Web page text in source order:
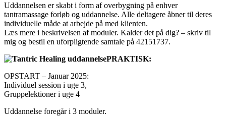
Uddannelsen er skabt i form af overbygning på enhver
tantramassage forløb og uddannelse. Alle deltagere åbner til deres
individuelle måde at arbejde på med klienten.
Læs mere i beskrivelsen af moduler. Kalder det på dig? – skriv til
mig og bestil en uforpligtende samtale på 42151737.
PRAKTISK:
OPSTART – Januar 2025:
Individuel session i uge 3,
Gruppelektioner i uge 4
Uddannelse foregår i 3 moduler.